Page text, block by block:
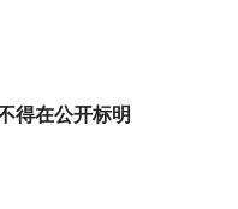
得在公开标明